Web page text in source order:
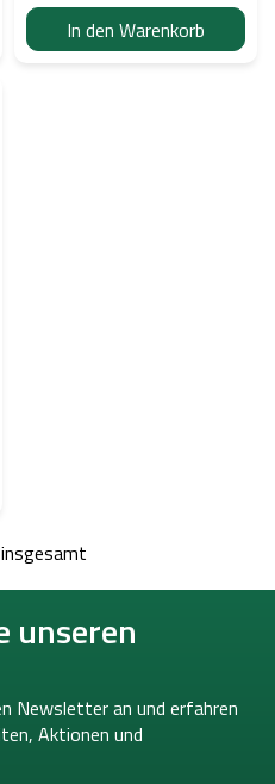
In den Warenkorb
S
t
u
e
e
l
e
unseren
Newsletter an und erfahren
Aktionen und